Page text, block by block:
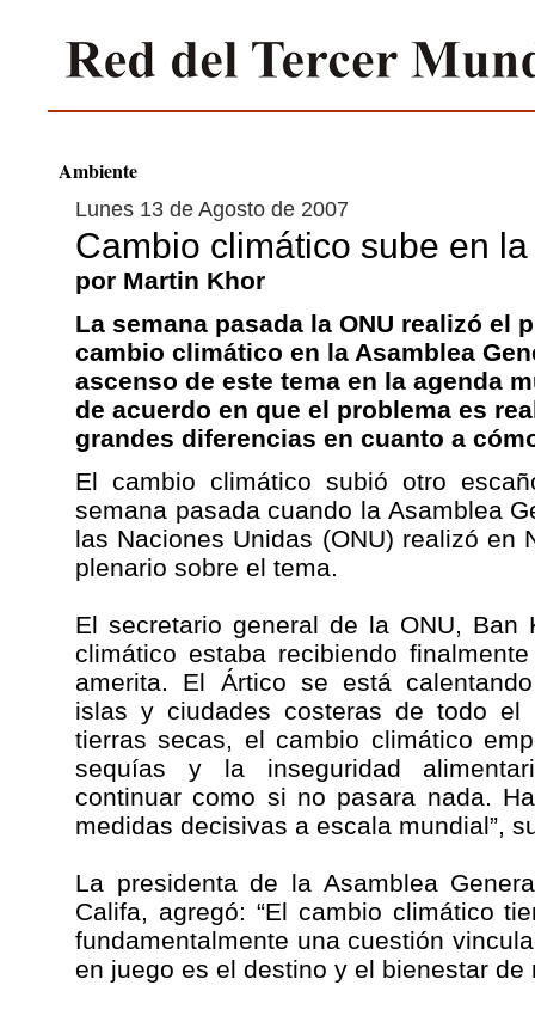
Ambiente
Lunes 13 de Agosto de 2007
Cambio climático sube en
por Martin Khor
La semana pasada la ONU realizó el
cambio climático en la Asamblea
ascenso de este tema en la agenda
de acuerdo en que el problema es
grandes diferencias en cuanto a
El cambio climático subió otro
semana pasada cuando la Asamblea
las Naciones Unidas (ONU) realizó en
plenario sobre el tema.
El secretario general de la ONU, Ban
climático estaba recibiendo
amerita. El Ártico se está
islas y ciudades costeras de todo
tierras secas, el cambio climático
sequías y la inseguridad
continuar como si no pasara nada.
medidas decisivas a escala mundial”,
La presidenta de la Asamblea
Califa, agregó: “El cambio climático
fundamentalmente una cuestión
en juego es el destino y el bienestar de